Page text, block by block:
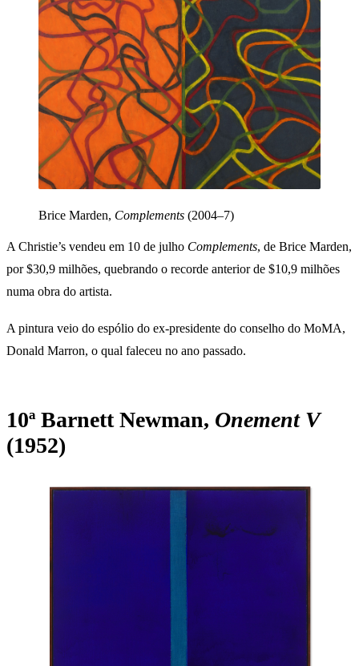
Brice Marden, Complements (2004–7)
A Christie’s vendeu em 10 de julho Complements, de Brice Marden,
por $30,9 milhões, quebrando o recorde anterior de $10,9 milhões
numa obra do artista.
A pintura veio do espólio do ex-presidente do conselho do MoMA,
Donald Marron, o qual faleceu no ano passado.
10ª Barnett Newman, Onement V
(1952)